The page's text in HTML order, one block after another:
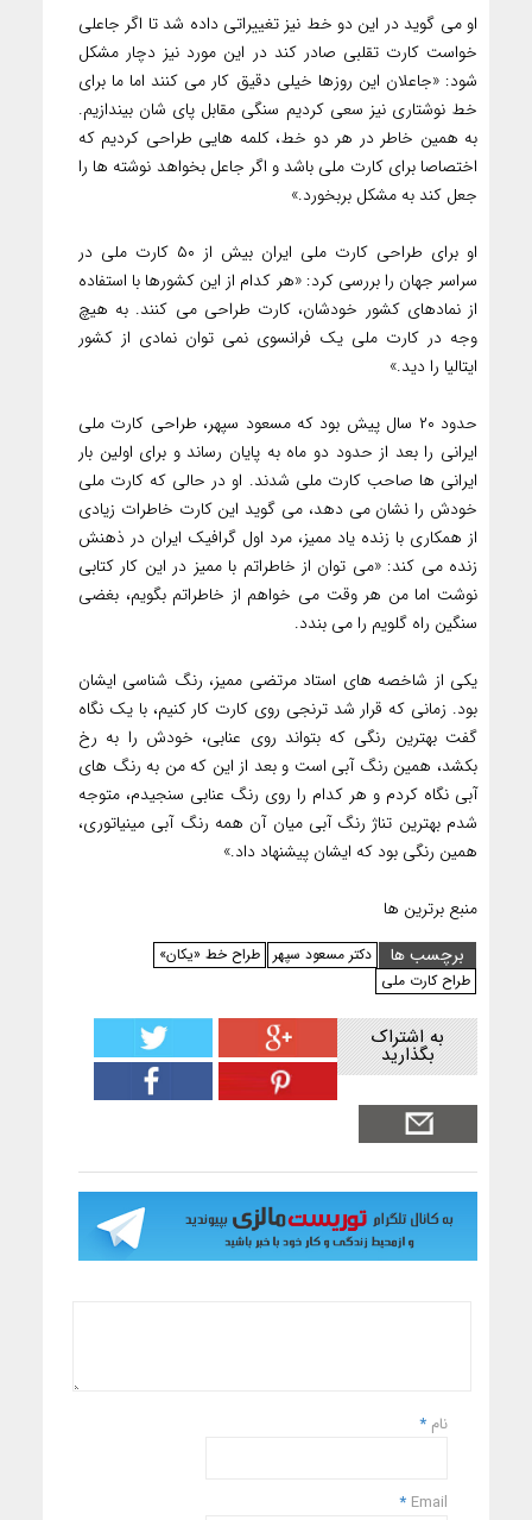
او می گوید در این دو خط نیز تغییراتی داده شد تا اگر جاعلی
خواست کارت تقلبی صادر کند در این مورد نیز دچار مشکل
شود: «جاعلان این روزها خیلی دقیق کار می کنند اما ما برای
خط نوشتاری نیز سعی کردیم سنگی مقابل پای شان بیندازیم.
به همین خاطر در هر دو خط، کلمه هایی طراحی کردیم که
اختصاصا برای کارت ملی باشد و اگر جاعل بخواهد نوشته ها را
جعل کند به مشکل بربخورد.»
او برای طراحی کارت ملی ایران بیش از ۵۰ کارت ملی در
سراسر جهان را بررسی کرد: «هر کدام از این کشورها با استفاده
از نمادهای کشور خودشان، کارت طراحی می کنند. به هیچ
وجه در کارت ملی یک فرانسوی نمی توان نمادی از کشور
ایتالیا را دید.»
حدود ۲۰ سال پیش بود که مسعود سپهر، طراحی کارت ملی
ایرانی را بعد از حدود دو ماه به پایان رساند و برای اولین بار
ایرانی ها صاحب کارت ملی شدند. او در حالی که کارت ملی
خودش را نشان می دهد، می گوید این کارت خاطرات زیادی
از همکاری با زنده یاد ممیز، مرد اول گرافیک ایران در ذهنش
زنده می کند: «می توان از خاطراتم با ممیز در این کار کتابی
نوشت اما من هر وقت می خواهم از خاطراتم بگویم، بغضی
سنگین راه گلویم را می بندد.
یکی از شاخصه های استاد مرتضی ممیز، رنگ شناسی ایشان
بود. زمانی که قرار شد ترنجی روی کارت کار کنیم، با یک نگاه
گفت بهترین رنگی که بتواند روی عنابی، خودش را به رخ
بکشد، همین رنگ آبی است و بعد از این که من به رنگ های
آبی نگاه کردم و هر کدام را روی رنگ عنابی سنجیدم، متوجه
شدم بهترین تناژ رنگ آبی میان آن همه رنگ آبی مینیاتوری،
همین رنگی بود که ایشان پیشنهاد داد.»
منبع برترین ها
برچسب ها
دکتر مسعود سپهر طراح خط «یکان»
طراح کارت ملی
به اشتراک
بگذارید
نام *
Email
*